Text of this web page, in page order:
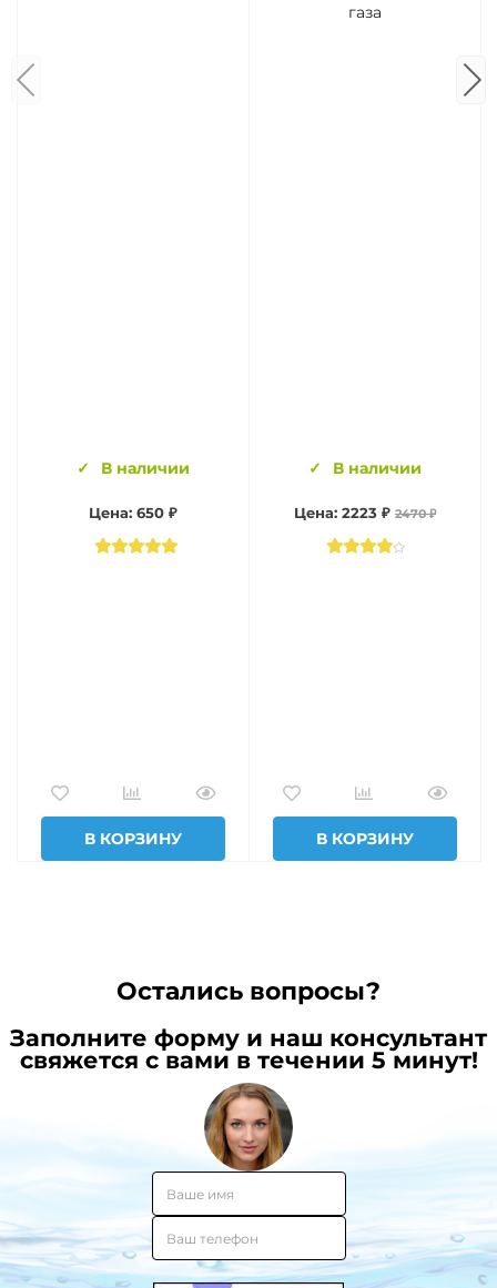
В наличии
Цена: 650 ₽
В КОРЗИНУ
газа
В наличии
Цена: 2223 ₽ 2470 ₽
В КОРЗИНУ
Остались вопросы?
Заполните форму и наш консультант
свяжется с вами в течении 5 минут!